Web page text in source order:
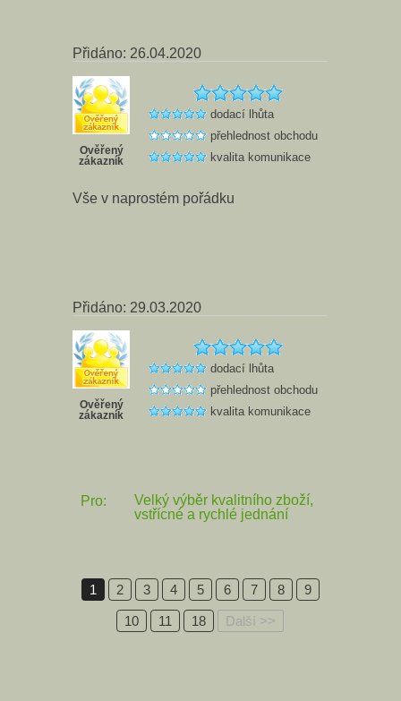
Přidáno: 26.04.2020
Ověřený
zákazník
dodací lhůta
přehlednost obchodu
kvalita komunikace
Vše v naprostém pořádku
Přidáno: 29.03.2020
Ověřený
zákazník
dodací lhůta
přehlednost obchodu
kvalita komunikace
Pro:
Velký výběr kvalitního zboží,
vstřícné a rychlé jednání
1 2 3 4 5 6 7 8 9
10 11 18 Další >>